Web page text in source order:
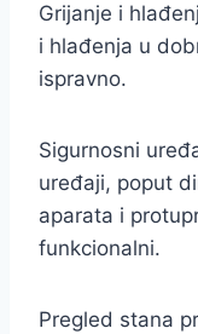
Grijanje i
i hlađenja u
ispravno.
Sigurnosni
uređaji, poput
aparata i
funkcionalni.
Pregled stana